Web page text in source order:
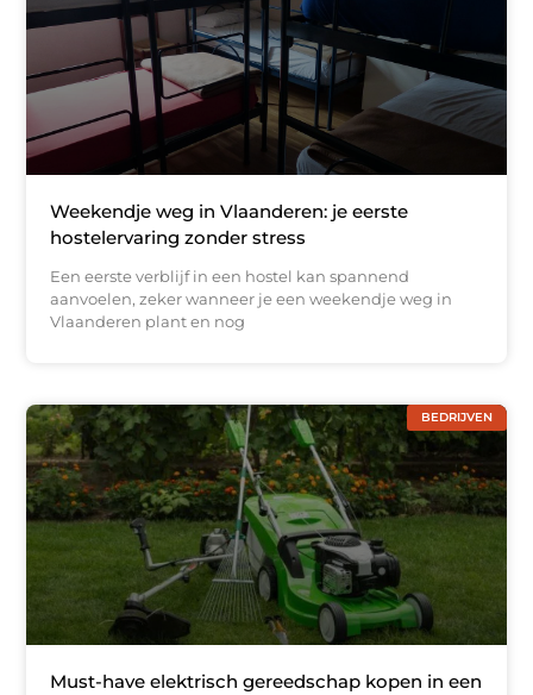
Weekendje weg in Vlaanderen: je eerste
hostelervaring zonder stress
Een eerste verblijf in een hostel kan spannend
aanvoelen, zeker wanneer je een weekendje weg in
Vlaanderen plant en nog
BEDRIJVEN
Must-have elektrisch gereedschap kopen in een